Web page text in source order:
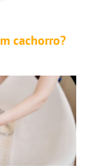
cachorro?